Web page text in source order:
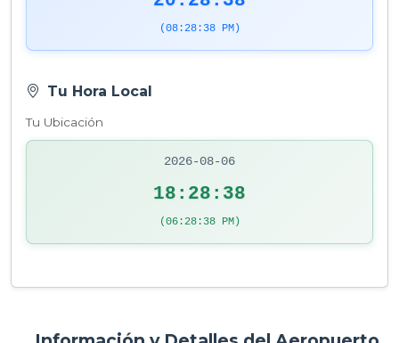
(08:28:38 PM)
Tu Hora Local
Tu Ubicación
2026-08-06
18:28:38
(06:28:38 PM)